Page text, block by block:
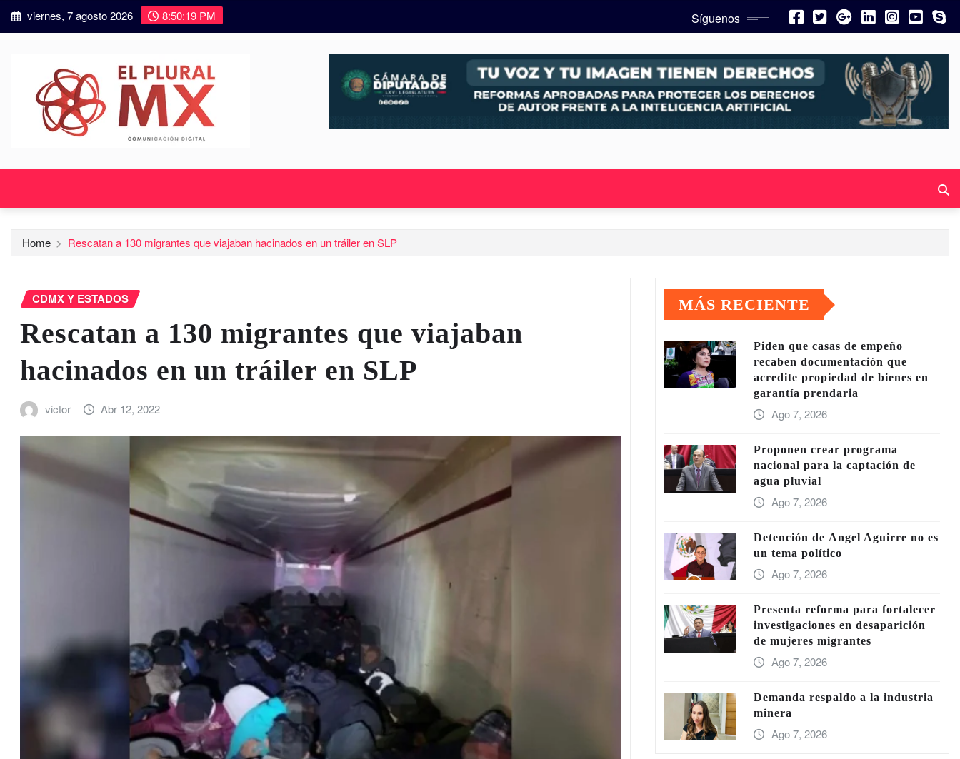
viernes, 7 agosto 2026 8:50:21 PM Síguenos
Home Rescatan a 130 migrantes que viajaban hacinados en un tráiler en SLP
CDMX Y ESTADOS
Rescatan a 130 migrantes que viajaban
hacinados en un tráiler en SLP
victor Abr 12, 2022
MÁS RECIENTE
Piden que casas de empeño
recaben documentación que
acredite propiedad de bienes en
garantía prendaria
Ago 7, 2026
Proponen crear programa
nacional para la captación de
agua pluvial
Ago 7, 2026
Detención de Ángel Aguirre no es
un tema político
Ago 7, 2026
Presenta reforma para fortalecer
investigaciones en desaparición
de mujeres migrantes
Ago 7, 2026
Demanda respaldo a la industria
minera
Ago 7, 2026